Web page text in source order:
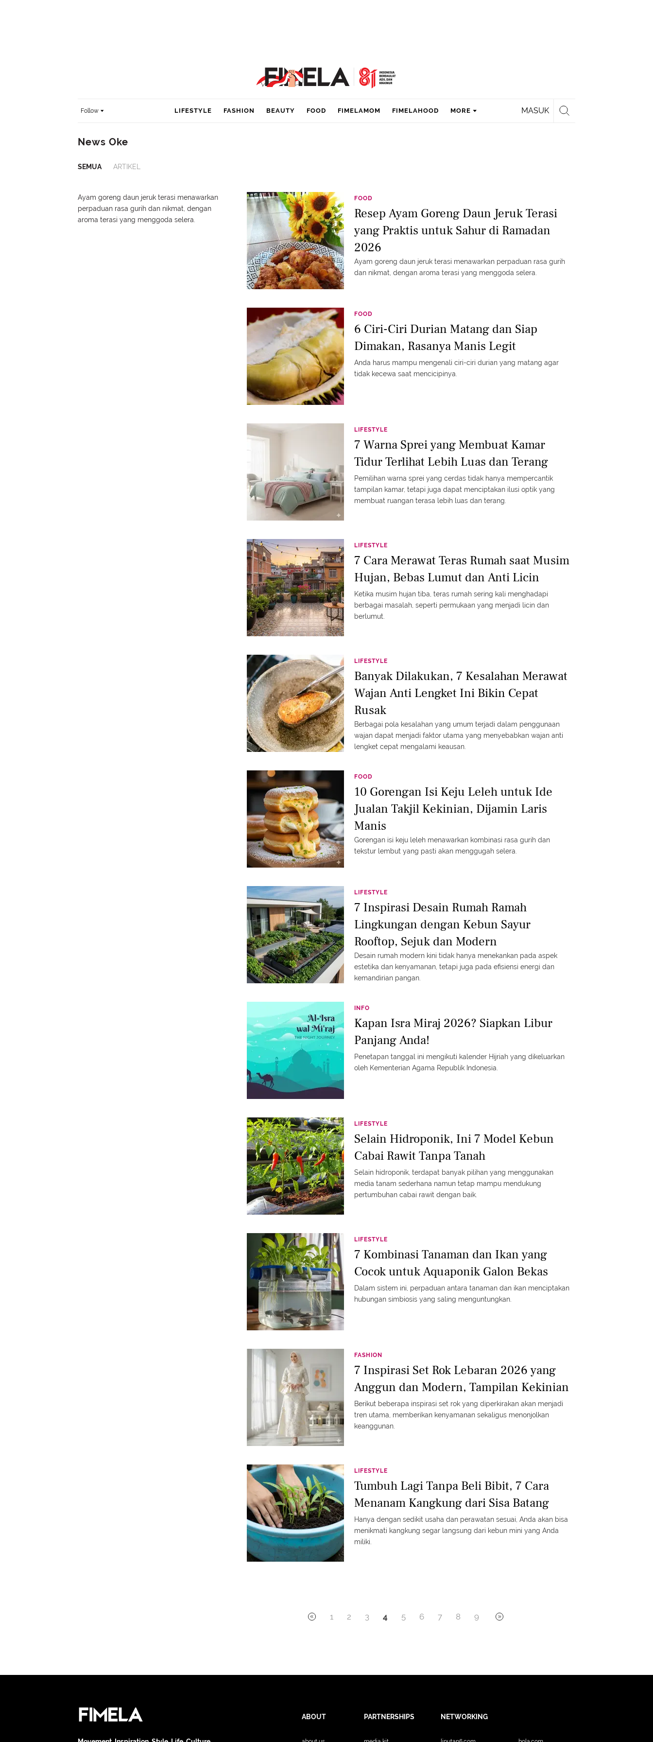
Follow MASUK
LIFESTYLE FASHION BEAUTY FOOD FIMELAMOM FIMELAHOOD MORE
News Oke
SEMUA ARTIKEL
Ayam goreng daun jeruk terasi menawarkan
perpaduan rasa gurih dan nikmat, dengan
aroma terasi yang menggoda selera.
FOOD
Resep Ayam Goreng Daun Jeruk Terasi
yang Praktis untuk Sahur di Ramadan
2026
Ayam goreng daun jeruk terasi menawarkan perpaduan rasa gurih
dan nikmat, dengan aroma terasi yang menggoda selera.
FOOD
6 Ciri-Ciri Durian Matang dan Siap
Dimakan, Rasanya Manis Legit
Anda harus mampu mengenali ciri-ciri durian yang matang agar
tidak kecewa saat mencicipinya.
LIFESTYLE
7 Warna Sprei yang Membuat Kamar
Tidur Terlihat Lebih Luas dan Terang
Pemilihan warna sprei yang cerdas tidak hanya mempercantik
tampilan kamar, tetapi juga dapat menciptakan ilusi optik yang
membuat ruangan terasa lebih luas dan terang.
LIFESTYLE
7 Cara Merawat Teras Rumah saat Musim
Hujan, Bebas Lumut dan Anti Licin
Ketika musim hujan tiba, teras rumah sering kali menghadapi
berbagai masalah, seperti permukaan yang menjadi licin dan
berlumut.
LIFESTYLE
Banyak Dilakukan, 7 Kesalahan Merawat
Wajan Anti Lengket Ini Bikin Cepat
Rusak
Berbagai pola kesalahan yang umum terjadi dalam penggunaan
wajan dapat menjadi faktor utama yang menyebabkan wajan anti
lengket cepat mengalami keausan.
FOOD
10 Gorengan Isi Keju Leleh untuk Ide
Jualan Takjil Kekinian, Dijamin Laris
Manis
Gorengan isi keju leleh menawarkan kombinasi rasa gurih dan
tekstur lembut yang pasti akan menggugah selera.
LIFESTYLE
7 Inspirasi Desain Rumah Ramah
Lingkungan dengan Kebun Sayur
Rooftop, Sejuk dan Modern
Desain rumah modern kini tidak hanya menekankan pada aspek
estetika dan kenyamanan, tetapi juga pada efisiensi energi dan
kemandirian pangan.
INFO
Kapan Isra Miraj 2026? Siapkan Libur
Panjang Anda!
Penetapan tanggal ini mengikuti kalender Hijriah yang dikeluarkan
oleh Kementerian Agama Republik Indonesia.
LIFESTYLE
Selain Hidroponik, Ini 7 Model Kebun
Cabai Rawit Tanpa Tanah
Selain hidroponik, terdapat banyak pilihan yang menggunakan
media tanam sederhana namun tetap mampu mendukung
pertumbuhan cabai rawit dengan baik.
LIFESTYLE
7 Kombinasi Tanaman dan Ikan yang
Cocok untuk Aquaponik Galon Bekas
Dalam sistem ini, perpaduan antara tanaman dan ikan menciptakan
hubungan simbiosis yang saling menguntungkan.
FASHION
7 Inspirasi Set Rok Lebaran 2026 yang
Anggun dan Modern, Tampilan Kekinian
Berikut beberapa inspirasi set rok yang diperkirakan akan menjadi
tren utama, memberikan kenyamanan sekaligus menonjolkan
keanggunan.
LIFESTYLE
Tumbuh Lagi Tanpa Beli Bibit, 7 Cara
Menanam Kangkung dari Sisa Batang
Hanya dengan sedikit usaha dan perawatan sesuai, Anda akan bisa
menikmati kangkung segar langsung dari kebun mini yang Anda
miliki.
1 2 3 4 5 6 7 8 9
ABOUT PARTNERSHIPS NETWORKING